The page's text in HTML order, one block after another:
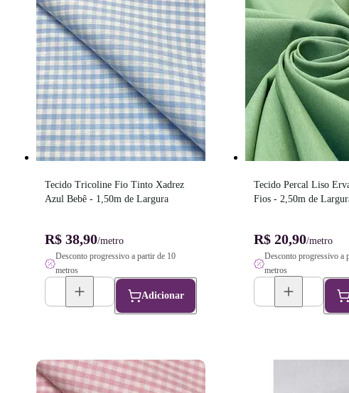
Tecido Tricoline Fio Tinto Xadrez
Azul Bebê - 1,50m de Largura
R$ 38,90/metro
Desconto progressivo a partir de 10
metros
Adicionar
Tecido Percal Liso
Fios - 2,50m de
R$ 20,90/metro
Desconto progressivo a
metros